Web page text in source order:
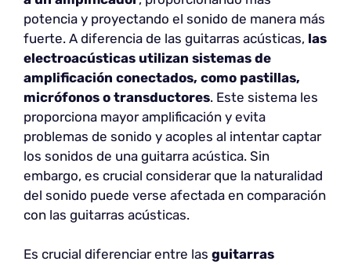
potencia y proyectando el sonido de manera más
fuerte. A diferencia de las guitarras acústicas, las
electroacústicas utilizan sistemas de
amplificación conectados, como pastillas,
micrófonos o transductores. Este sistema les
proporciona mayor amplificación y evita
problemas de sonido y acoples al intentar captar
los sonidos de una guitarra acústica. Sin
embargo, es crucial considerar que la naturalidad
del sonido puede verse afectada en comparación
con las guitarras acústicas.
Es crucial diferenciar entre las guitarras